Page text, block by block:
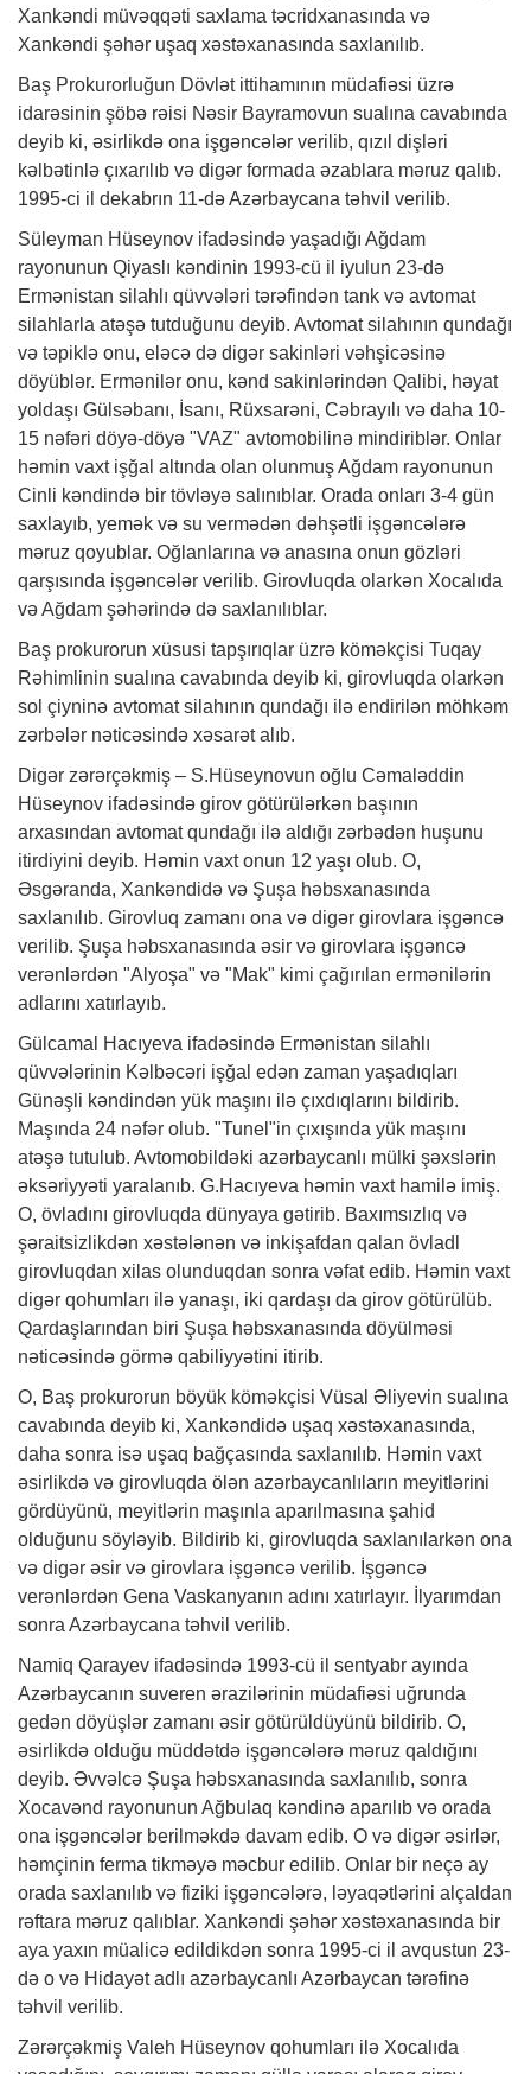
Xankəndi müvəqqəti saxlama təcridxanasında və
Xankəndi şəhər uşaq xəstəxanasında saxlanılıb.
Baş Prokurorluğun Dövlət ittihamının müdafiəsi üzrə
idarəsinin şöbə rəisi Nəsir Bayramovun sualına cavabında
deyib ki, əsirlikdə ona işgəncələr verilib, qızıl dişləri
kəlbətinlə çıxarılıb və digər formada əzablara məruz qalıb.
1995-ci il dekabrın 11-də Azərbaycana təhvil verilib.
Süleyman Hüseynov ifadəsində yaşadığı Ağdam
rayonunun Qiyaslı kəndinin 1993-cü il iyulun 23-də
Ermənistan silahlı qüvvələri tərəfindən tank və avtomat
silahlarla atəşə tutduğunu deyib. Avtomat silahının qundağı
və təpiklə onu, eləcə də digər sakinləri vəhşicəsinə
döyüblər. Ermənilər onu, kənd sakinlərindən Qalibi, həyat
yoldaşı Gülsəbanı, İsanı, Rüxsarəni, Cəbrayılı və daha 10-
15 nəfəri döyə-döyə "VAZ" avtomobilinə mindiriblər. Onlar
həmin vaxt işğal altında olan olunmuş Ağdam rayonunun
Cinli kəndində bir tövləyə salınıblar. Orada onları 3-4 gün
saxlayıb, yemək və su vermədən dəhşətli işgəncələrə
məruz qoyublar. Oğlanlarına və anasına onun gözləri
qarşısında işgəncələr verilib. Girovluqda olarkən Xocalıda
və Ağdam şəhərində də saxlanılıblar.
Baş prokurorun xüsusi tapşırıqlar üzrə köməkçisi Tuqay
Rəhimlinin sualına cavabında deyib ki, girovluqda olarkən
sol çiyninə avtomat silahının qundağı ilə endirilən möhkəm
zərbələr nəticəsində xəsarət alıb.
Digər zərərçəkmiş – S.Hüseynovun oğlu Cəmaləddin
Hüseynov ifadəsində girov götürülərkən başının
arxasından avtomat qundağı ilə aldığı zərbədən huşunu
itirdiyini deyib. Həmin vaxt onun 12 yaşı olub. O,
Əsgəranda, Xankəndidə və Şuşa həbsxanasında
saxlanılıb. Girovluq zamanı ona və digər girovlara işgəncə
verilib. Şuşa həbsxanasında əsir və girovlara işgəncə
verənlərdən "Alyoşa" və "Mak" kimi çağırılan ermənilərin
adlarını xatırlayıb.
Gülcamal Hacıyeva ifadəsində Ermənistan silahlı
qüvvələrinin Kəlbəcəri işğal edən zaman yaşadıqları
Günəşli kəndindən yük maşını ilə çıxdıqlarını bildirib.
Maşında 24 nəfər olub. "Tunel"in çıxışında yük maşını
atəşə tutulub. Avtomobildəki azərbaycanlı mülki şəxslərin
əksəriyyəti yaralanıb. G.Hacıyeva həmin vaxt hamilə imiş.
O, övladını girovluqda dünyaya gətirib. Baxımsızlıq və
şəraitsizlikdən xəstələnən və inkişafdan qalan övladl
girovluqdan xilas olunduqdan sonra vəfat edib. Həmin vaxt
digər qohumları ilə yanaşı, iki qardaşı da girov götürülüb.
Qardaşlarından biri Şuşa həbsxanasında döyülməsi
nəticəsində görmə qabiliyyətini itirib.
O, Baş prokurorun böyük köməkçisi Vüsal Əliyevin sualına
cavabında deyib ki, Xankəndidə uşaq xəstəxanasında,
daha sonra isə uşaq bağçasında saxlanılıb. Həmin vaxt
əsirlikdə və girovluqda ölən azərbaycanlıların meyitlərini
gördüyünü, meyitlərin maşınla aparılmasına şahid
olduğunu söyləyib. Bildirib ki, girovluqda saxlanılarkən ona
və digər əsir və girovlara işgəncə verilib. İşgəncə
verənlərdən Gena Vaskanyanın adını xatırlayır. İlyarımdan
sonra Azərbaycana təhvil verilib.
Namiq Qarayev ifadəsində 1993-cü il sentyabr ayında
Azərbaycanın suveren ərazilərinin müdafiəsi uğrunda
gedən döyüşlər zamanı əsir götürüldüyünü bildirib. O,
əsirlikdə olduğu müddətdə işgəncələrə məruz qaldığını
deyib. Əvvəlcə Şuşa həbsxanasında saxlanılıb, sonra
Xocavənd rayonunun Ağbulaq kəndinə aparılıb və orada
ona işgəncələr berilməkdə davam edib. O və digər əsirlər,
həmçinin ferma tikməyə məcbur edilib. Onlar bir neçə ay
orada saxlanılıb və fiziki işgəncələrə, ləyaqətlərini alçaldan
rəftara məruz qalıblar. Xankəndi şəhər xəstəxanasında bir
aya yaxın müalicə edildikdən sonra 1995-ci il avqustun 23-
də o və Hidayət adlı azərbaycanlı Azərbaycan tərəfinə
təhvil verilib.
Zərərçəkmiş Valeh Hüseynov qohumları ilə Xocalıda